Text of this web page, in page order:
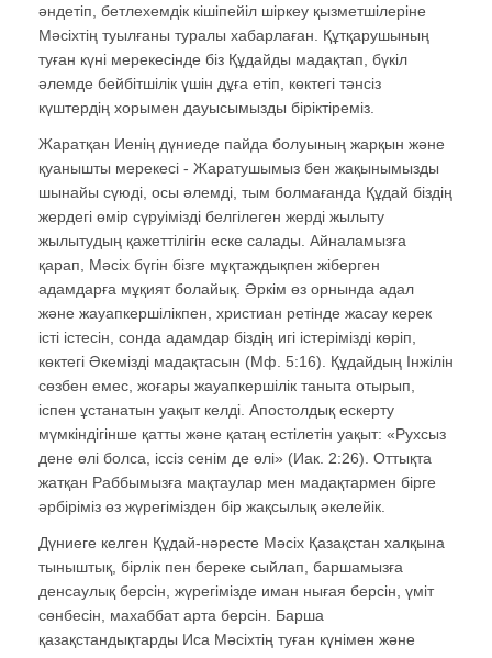
әндетіп, бетлехемдік кішіпейіл шіркеу қызметшілеріне
Мәсіхтің туылғаны туралы хабарлаған. Құтқарушының
туған күні мерекесінде біз Құдайды мадақтап, бүкіл
әлемде бейбітшілік үшін дұға етіп, көктегі тәнсіз
күштердің хорымен дауысымызды біріктіреміз.
Жаратқан Иенің дүниеде пайда болуының жарқын және
қуанышты мерекесі - Жаратушымыз бен жақынымызды
шынайы сүюді, осы әлемді, тым болмағанда Құдай біздің
жердегі өмір сүруімізді белгілеген жерді жылыту
жылытудың қажеттілігін еске салады. Айналамызға
қарап, Мәсіх бүгін бізге мұқтаждықпен жіберген
адамдарға мұқият болайық. Әркім өз орнында адал
және жауапкершілікпен, христиан ретінде жасау керек
істі істесін, сонда адамдар біздің игі істерімізді көріп,
көктегі Әкемізді мадақтасын (Мф. 5:16). Құдайдың Інжілін
сөзбен емес, жоғары жауапкершілік таныта отырып,
іспен ұстанатын уақыт келді. Апостолдық ескерту
мүмкіндігінше қатты және қатаң естілетін уақыт: «Рухсыз
дене өлі болса, іссіз сенім де өлі» (Иак. 2:26). Оттықта
жатқан Раббымызға мақтаулар мен мадақтармен бірге
әрбіріміз өз жүрегімізден бір жақсылық әкелейік.
Дүниеге келген Құдай-нәресте Мәсіх Қазақстан халқына
тыныштық, бірлік пен береке сыйлап, баршамызға
денсаулық берсін, жүрегімізде иман нығая берсін, үміт
сөнбесін, махаббат арта берсін. Барша
қазақстандықтарды Иса Мәсіхтің туған күнімен және